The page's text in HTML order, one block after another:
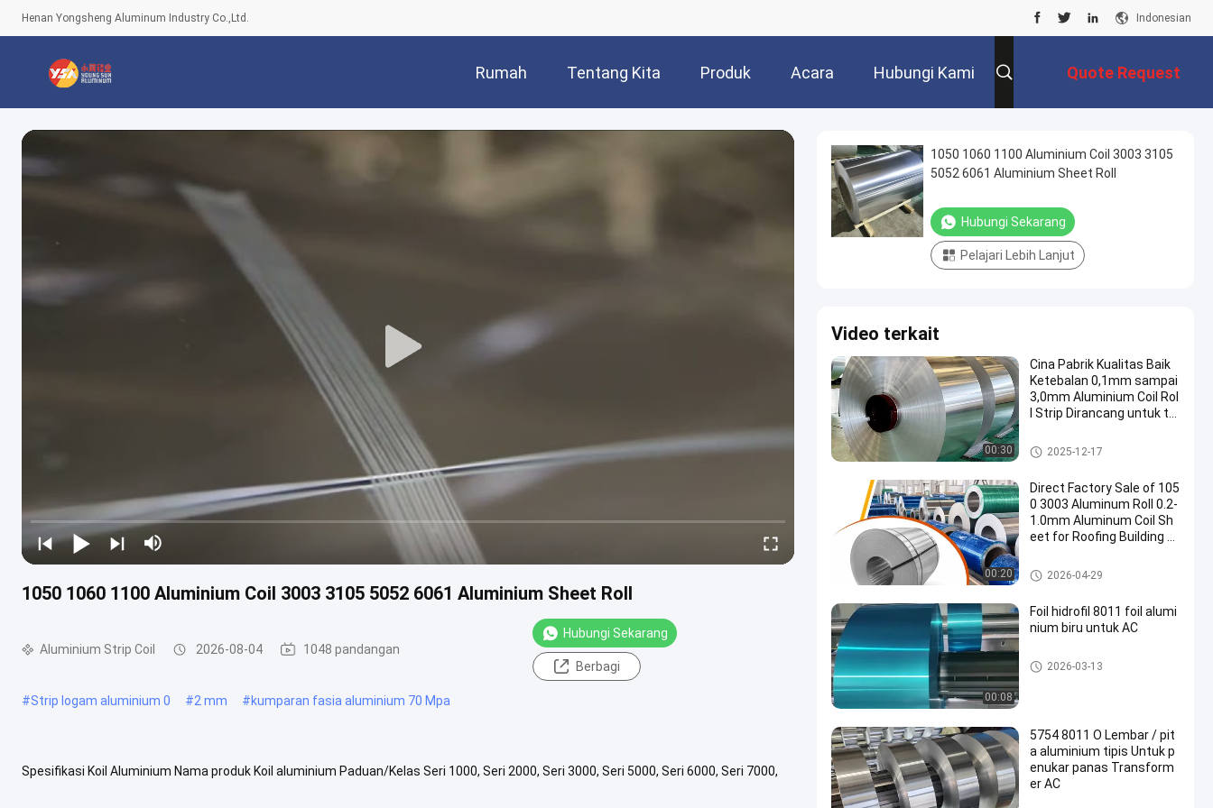
Henan Yongsheng Aluminum Industry Co.,Ltd. Indonesian
Rumah Tentang Kita Produk Acara Hubungi Kami Quote Request
Suatu
1050 1060 1100 Aluminium Coil 3003 3105 5052 6061 Aluminium Sheet Roll
Aluminium Strip Coil 2026-08-04 1048 pandangan
Hubungi Sekarang
Berbagi
#Strip logam aluminium 0 #2 mm #kumparan fasia aluminium 70 Mpa
Spesifikasi Koil Aluminium Nama produk Koil aluminium Paduan/Kelas Seri 1000, Seri 2000, Seri 3000, Seri 5000, Seri 6000, Seri 7000,
1050 1060 1100 Aluminium Coil 3003 3105
5052 6061 Aluminium Sheet Roll
Hubungi Sekarang
Pelajari Lebih Lanjut
Video terkait
00:30
Cina Pabrik Kualitas Baik
Ketebalan 0,1mm sampai
3,0mm Aluminium Coil Rol
l Strip Dirancang untuk ta
Aluminium Strip Coil
2025-12-17
00:20
Direct Factory Sale of 105
0 3003 Aluminum Roll 0.2-
1.0mm Aluminum Coil Sh
eet for Roofing Building M
Aluminium Strip Coil
2026-04-29
00:08
Foil hidrofil 8011 foil alumi
nium biru untuk AC
gulungan aluminium foil
2026-03-13
5754 8011 O Lembar / pit
a aluminium tipis Untuk p
enukar panas Transform
er AC